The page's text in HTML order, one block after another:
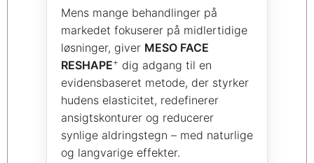
Mens mange behandlinger på
markedet fokuserer på midlertidige
løsninger, giver MESO FACE
RESHAPE+ dig adgang til en
evidensbaseret metode, der styrker
hudens elasticitet, redefinerer
ansigtskonturer og reducerer
synlige aldringstegn – med naturlige
og langvarige effekter.